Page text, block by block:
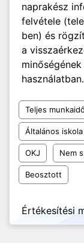
naprakész
felvétele
ben) és
a
Teljes
Általános iskola
OKJ Nem
Beosztott
Értékesítési